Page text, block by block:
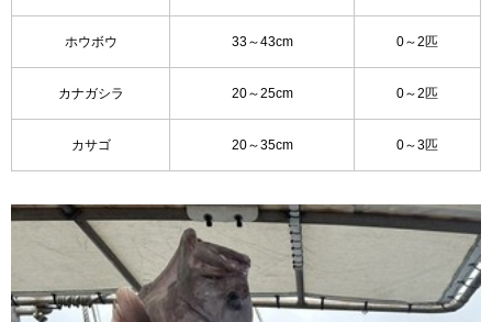
ホウボウ 33～43cm 0～2匹
カナガシラ 20～25cm 0～2匹
カサゴ 20～35cm 0～3匹